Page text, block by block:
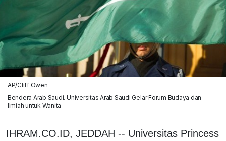
AP/Cliff Owen
Bendera Arab Saudi. Universitas Arab Saudi Gelar Forum Budaya dan
Ilmiah untuk Wanita
IHRAM.CO.ID, JEDDAH -- Universitas Princess